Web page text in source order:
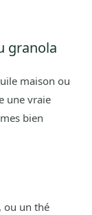
granola
maison ou
une vraie
bien
ou un thé